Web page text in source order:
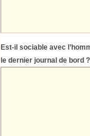
Est-il sociable avec
le dernier journal de bord ?